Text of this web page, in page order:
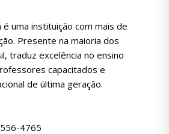
é uma instituição com mais de
Presente na maioria dos
traduz excelência no ensino
capacitados e
de última geração.
4765